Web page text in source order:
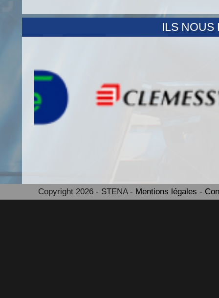
Démarrage du chantier
ILS NOUS
Copyright 2026 - STENA - Mentions légales -